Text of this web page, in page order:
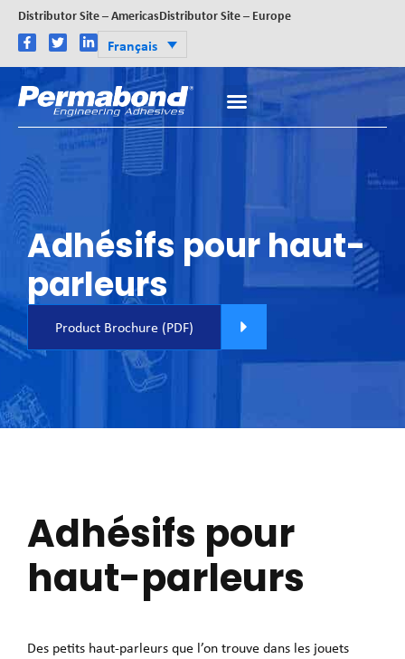
Distributor Site – AmericasDistributor Site – Europe
Français
Adhésifs pour haut-
parleurs
Product Brochure (PDF)
Adhésifs pour
haut-parleurs
Des petits haut-parleurs que l’on trouve dans les jouets